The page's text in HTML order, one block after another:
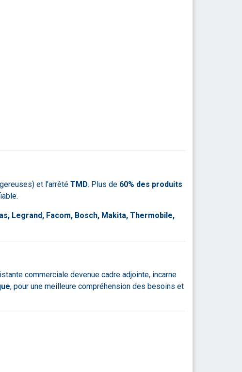
et l’arrêté TMD. Plus de 60% des produits
Legrand, Facom, Bosch, Makita, Thermobile,
commerciale devenue cadre adjointe, incarne
, pour une meilleure compréhension des besoins et